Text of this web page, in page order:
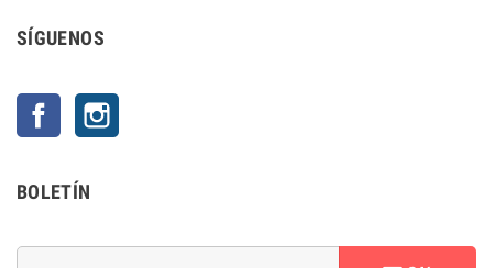
SÍGUENOS
Facebook
BOLETÍN